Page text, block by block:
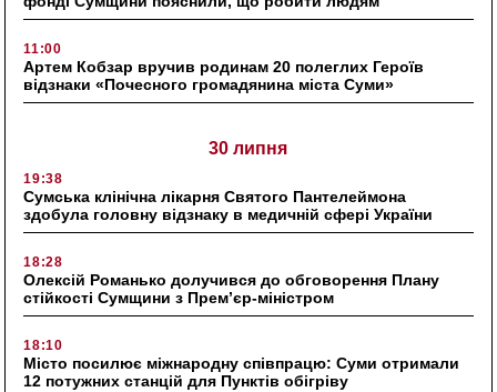
11:00
Артем Кобзар вручив родинам 20 полеглих Героїв
відзнаки «Почесного громадянина міста Суми»
30 липня
19:38
Сумська клінічна лікарня Святого Пантелеймона
здобула головну відзнаку в медичній сфері України
18:28
Олексій Романько долучився до обговорення Плану
стійкості Сумщини з Прем’єр-міністром
18:10
Місто посилює міжнародну співпрацю: Суми отримали
12 потужних станцій для Пунктів обігріву